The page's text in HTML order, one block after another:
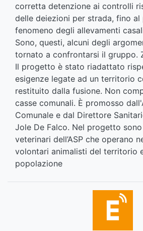
corretta detenzione ai controlli
delle deiezioni per strada, fino
fenomeno degli allevamenti
Sono, questi, alcuni degli
tornato a confrontarsi il gruppo.
Il progetto è stato riadattato
esigenze legate ad un territorio
restituito dalla fusione. Non
casse comunali. È promosso
Comunale e dal Direttore
Jole De Falco. Nel progetto
veterinari dell’ASP che operano
volontari animalisti del territorio
popolazione